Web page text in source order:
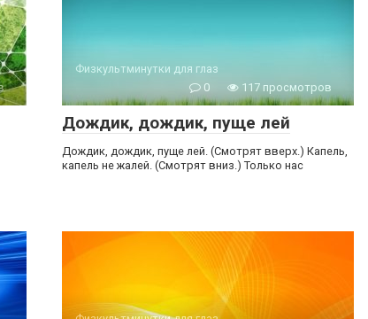
Физкультминутки для глаз
0
117 просмотров
Дождик, дождик, пуще лей
Дождик, дождик, пуще лей. (Смотрят вверх.) Капель,
капель не жалей. (Смотрят вниз.) Только нас